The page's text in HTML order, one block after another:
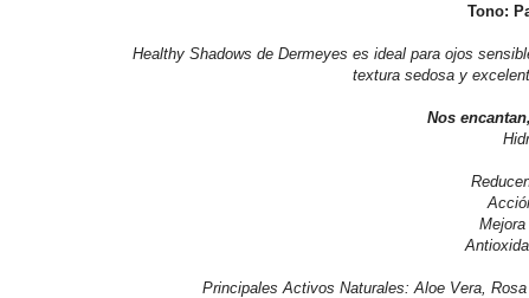
Tono:
Healthy Shadows de Dermeyes es ideal para ojos
textura sedosa y
Nos
Principales Activos Naturales: Aloe Vera,